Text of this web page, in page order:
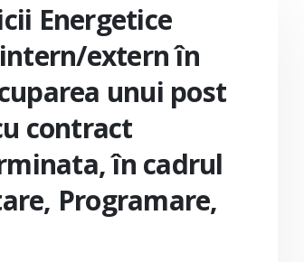
Energetice
intern/extern în
unui post
contract
în cadrul
Programare,